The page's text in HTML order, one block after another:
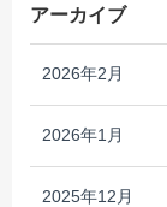
アーカイブ
2026年2月
2026年1月
2025年12月